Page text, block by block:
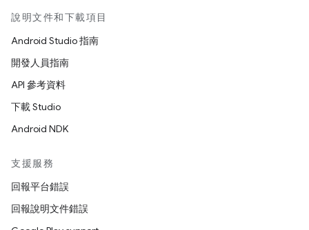
說明文件和下載項目
Android Studio 指南
開發人員指南
API 參考資料
下載 Studio
Android NDK
支援服務
回報平台錯誤
回報說明文件錯誤